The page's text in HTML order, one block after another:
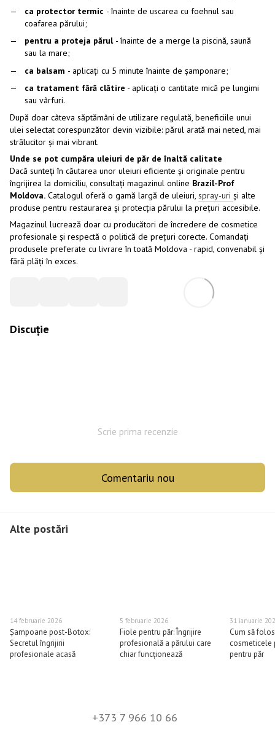
ca protector termic - înainte de uscarea cu foehnul sau
coafarea părului;
pentru a proteja părul - înainte de a merge la piscină, saună
sau la mare;
ca balsam - aplicați cu 5 minute înainte de șamponare;
ca tratament fără clătire - aplicați o cantitate mică pe lungimi
sau vârfuri.
După doar câteva săptămâni de utilizare regulată, beneficiile unui
ulei selectat corespunzător devin vizibile: părul arată mai neted, mai
strălucitor și mai vibrant.
Unde se pot cumpăra uleiuri de păr de înaltă calitate
Dacă sunteți în căutarea unor uleiuri eficiente și originale pentru
îngrijirea la domiciliu, consultați magazinul online Brazil-Prof
Moldova. Catalogul oferă o gamă largă de uleiuri, spray-uri și alte
produse pentru restaurarea și protecția părului la prețuri accesibile.
Magazinul lucrează doar cu producători de încredere de cosmetice
profesionale și respectă o politică de prețuri corecte. Comandați
produsele preferate cu livrare în toată Moldova - rapid, convenabil și
fără plăți în exces.
Discuție
Scrie prima recenzie
Comentariu nou
Alte postări
14 februarie 2026
Șampoane post-Botox:
Secretul îngrijirii
profesionale acasă
5 februarie 2026
Fiole pentru păr: Îngrijire
profesională a părului care
chiar funcționează
31 ianuarie
Cum să
cosmeticele
pentru păr
+373 7 966 10 66